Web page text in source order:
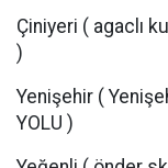
Çiniyeri ( agaclı
)
Yenişehir (
YOLU )